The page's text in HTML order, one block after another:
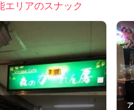
エリアのスナック